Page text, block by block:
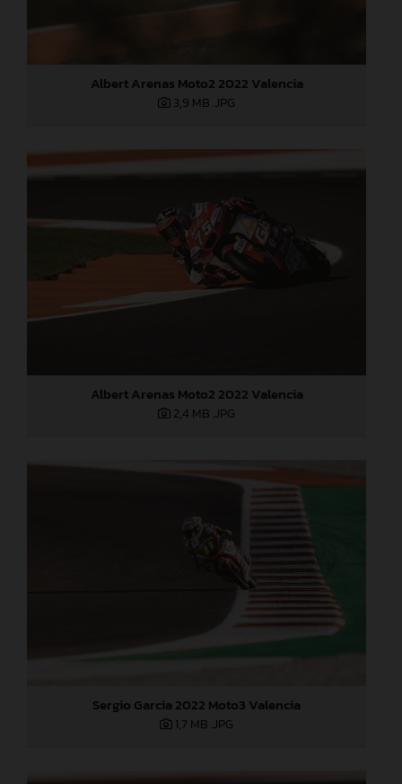
Albert Arenas Moto2 2022 Valencia
3,9 MB .JPG
Albert Arenas Moto2 2022 Valencia
2,4 MB .JPG
Sergio Garcia 2022 Moto3 Valencia
1,7 MB .JPG